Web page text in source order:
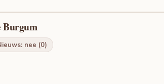
Burgum
nee (0)